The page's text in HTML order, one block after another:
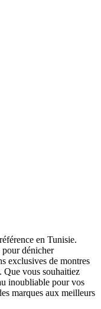
en Tunisie.
dénicher
exclusives de montres
Que vous souhaitiez
inoubliable pour vos
marques aux meilleurs